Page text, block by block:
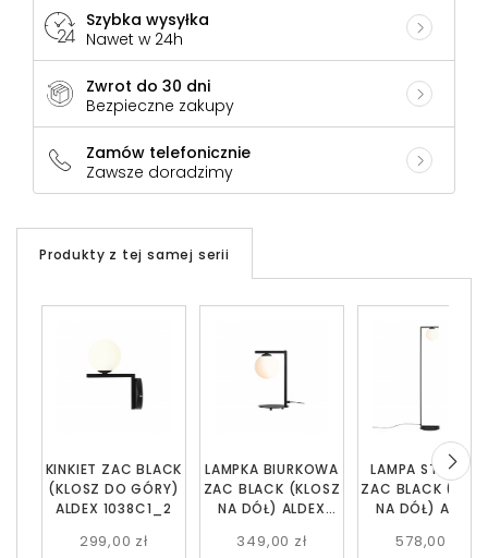
Szybka wysyłka
Nawet w 24h
Zwrot do 30 dni
Bezpieczne zakupy
Zamów telefonicznie
Zawsze doradzimy
Produkty z tej samej serii
LAMPA STOJĄCA
ZAC BLACK
NA DÓŁ) ALDEX
578,00 zł
KINKIET ZAC BLACK
(KLOSZ DO GÓRY)
ALDEX 1038C1_2
299,00 zł
LAMPKA BIURKOWA
ZAC BLACK (KLOSZ
NA DÓŁ) ALDEX
349,00 zł